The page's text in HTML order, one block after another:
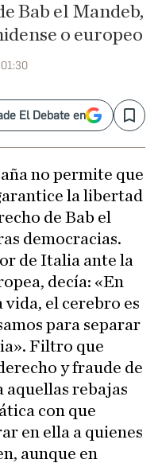
Bab el Mandeb,
o europeo
El Debate en Save
no permite que
la libertad
de Bab el
democracias.
de Italia ante la
decía: «En
el cerebro es
para separar
Filtro que
y fraude de
aquellas rebajas
con que
en ella a quienes
aunque en